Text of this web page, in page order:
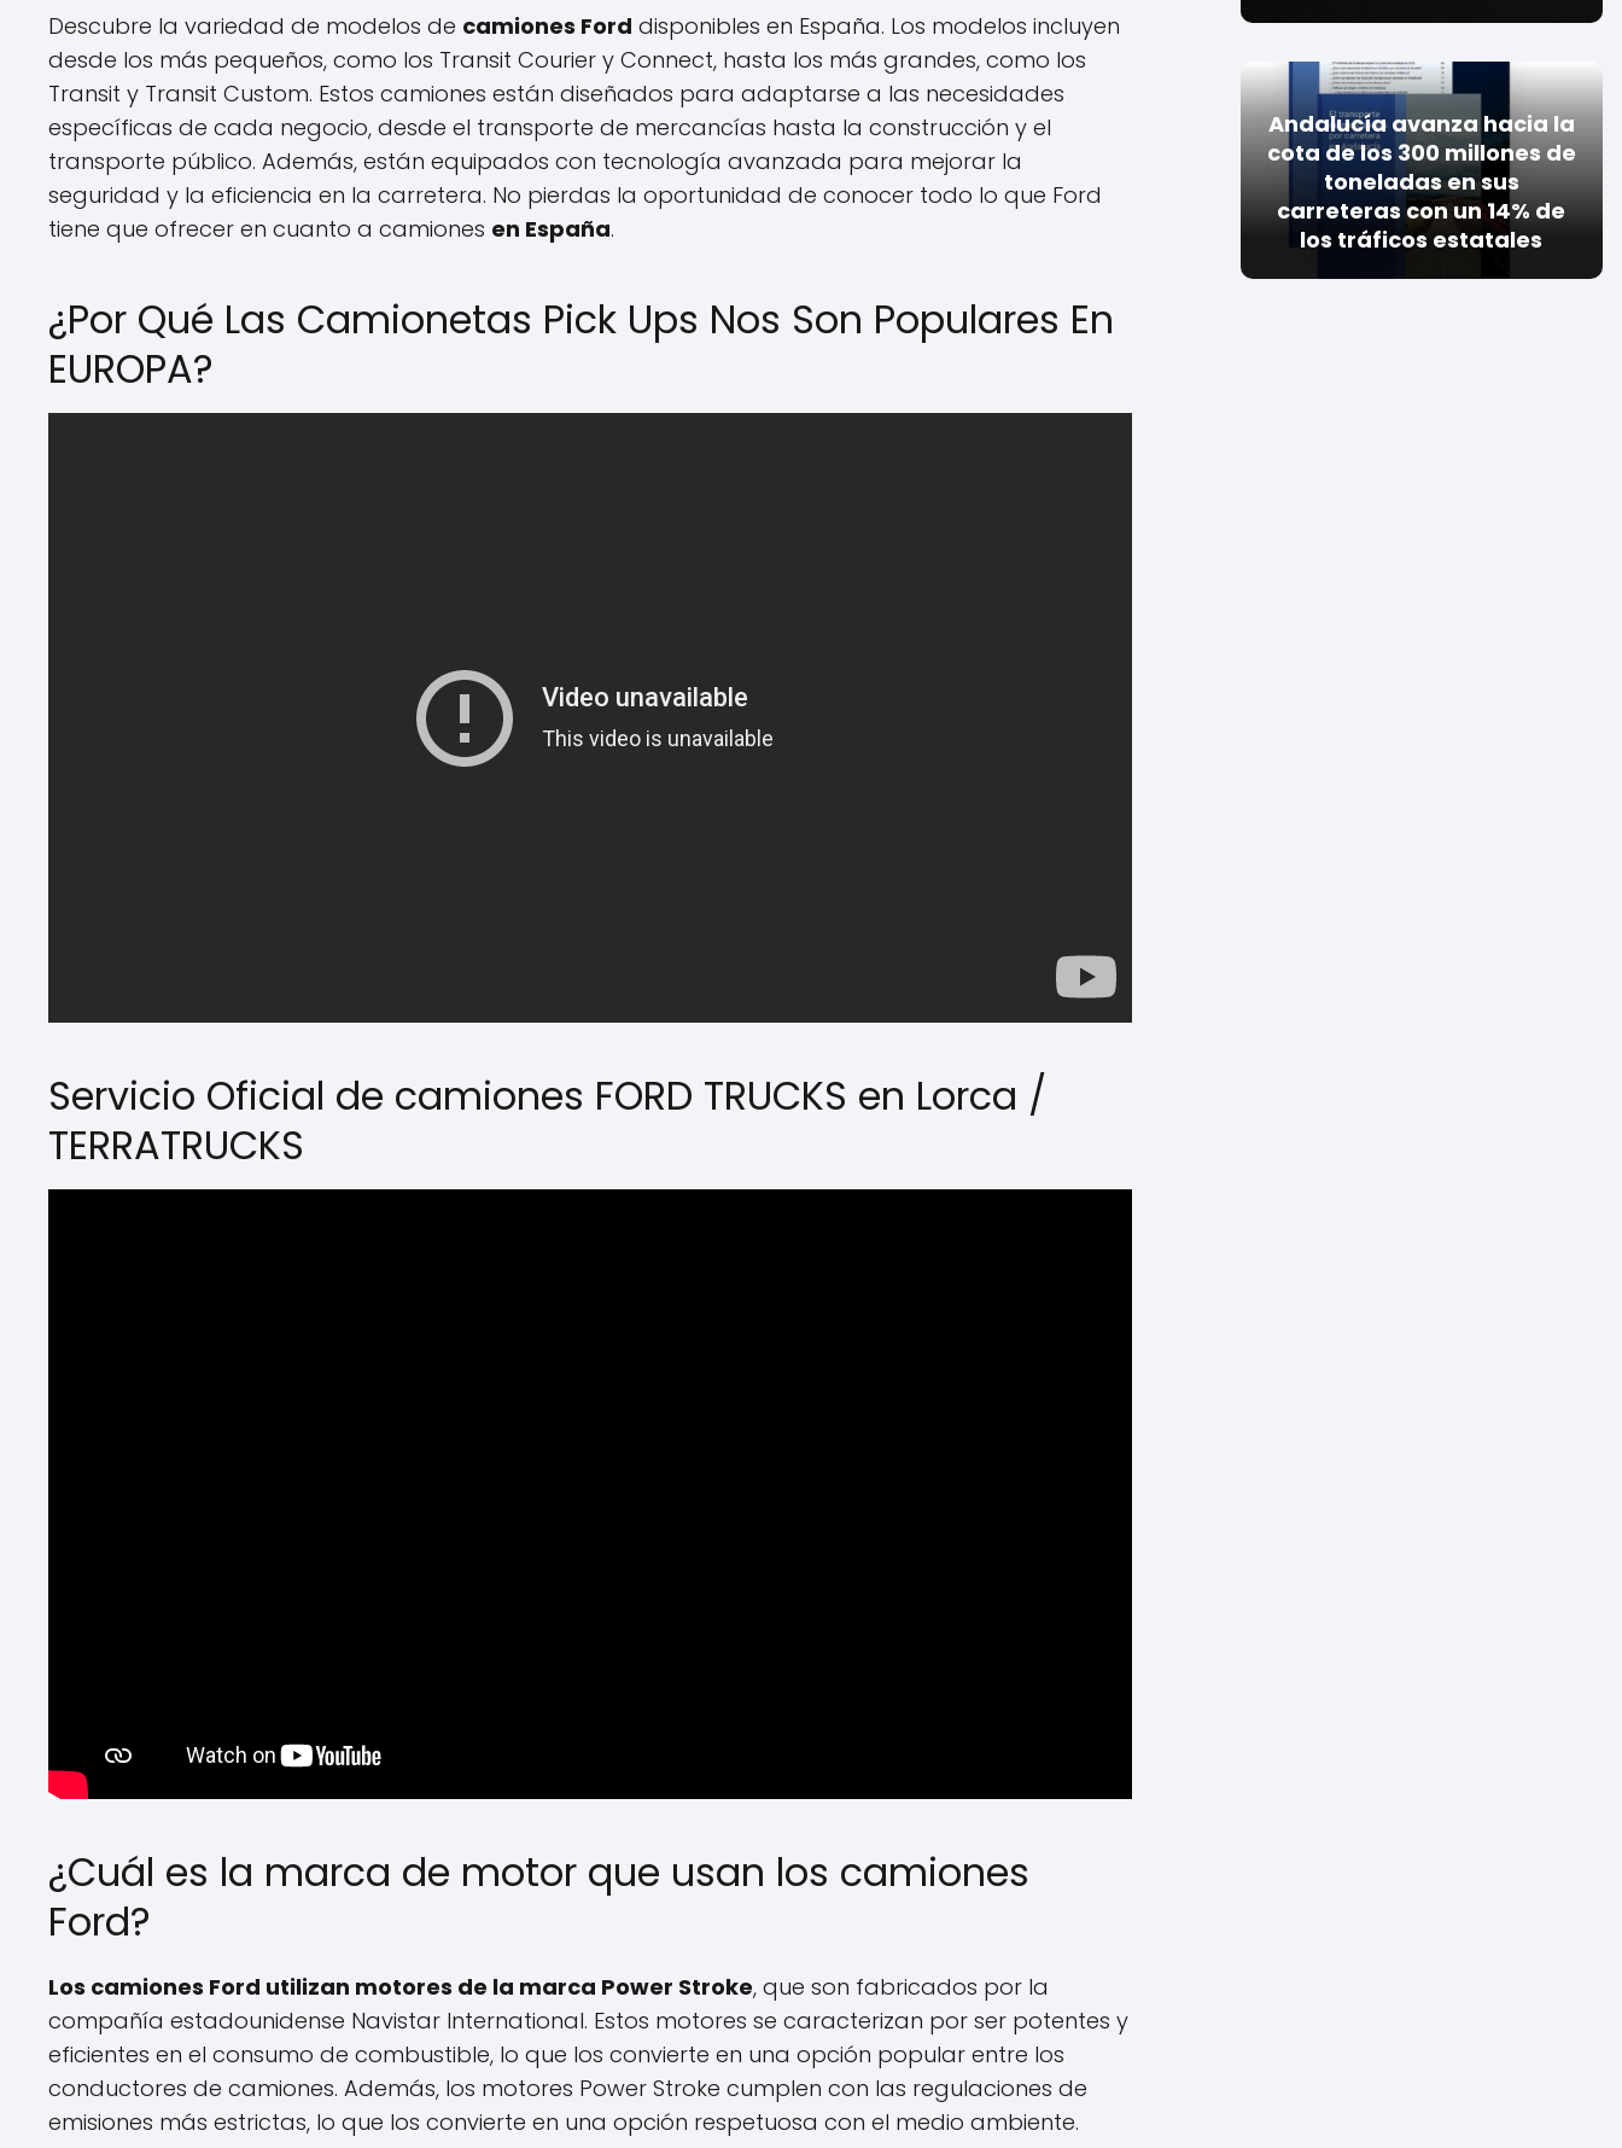
Descubre la variedad de modelos de camiones Ford disponibles en España. Los modelos incluyen
desde los más pequeños, como los Transit Courier y Connect, hasta los más grandes, como los
Transit y Transit Custom. Estos camiones están diseñados para adaptarse a las necesidades
específicas de cada negocio, desde el transporte de mercancías hasta la construcción y el
transporte público. Además, están equipados con tecnología avanzada para mejorar la
seguridad y la eficiencia en la carretera. No pierdas la oportunidad de conocer todo lo que Ford
tiene que ofrecer en cuanto a camiones en España.
¿Por Qué Las Camionetas Pick Ups Nos Son Populares En
EUROPA?
Servicio Oficial de camiones FORD TRUCKS en Lorca /
TERRATRUCKS
¿Cuál es la marca de motor que usan los camiones
Ford?
Los camiones Ford utilizan motores de la marca Power Stroke, que son fabricados por la
compañía estadounidense Navistar International. Estos motores se caracterizan por ser potentes y
eficientes en el consumo de combustible, lo que los convierte en una opción popular entre los
conductores de camiones. Además, los motores Power Stroke cumplen con las regulaciones de
emisiones más estrictas, lo que los convierte en una opción respetuosa con el medio ambiente.
Andalucía avanza hacia la
cota de los 300 millones de
toneladas en sus
carreteras con un 14% de
los tráficos estatales